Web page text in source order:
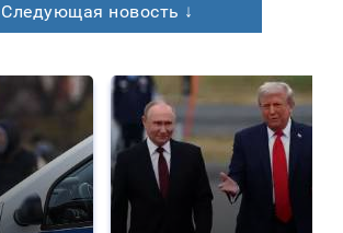
Следующая новость ↓